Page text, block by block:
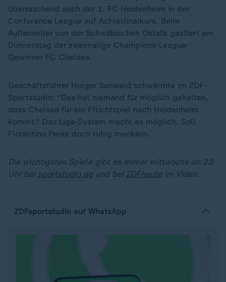
überraschend auch der 1. FC Heidenheim in der
Conference League auf Achtelfinalkurs. Beim
Außenseiter von der Schwäbischen Ostalb gastiert am
Donnerstag der zweimalige Champions-League-
Gewinner FC Chelsea.
Geschäftsführer Holger Sanwald schwärmte im ZDF-
Sportstudio: "Das hat niemand für möglich gehalten,
dass Chelsea für ein Pflichtspiel nach Heidenheim
kommt." Das Liga-System macht es möglich. Soll
Florentino Perez doch ruhig meckern.
Die wichtigsten Spiele gibt es immer mittwochs ab 23
Uhr bei sportstudio.de und bei ZDFheute im Video.
ZDFsportstudio auf WhatsApp